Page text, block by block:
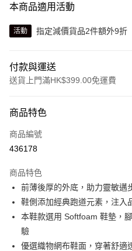
本商品適用活動
活動 指定減價貨品2件額外9折
付款與運送
送貨上門滿HK$399.00免運費
信用卡
線上付款
Alipay, PayMe, WeChat Pay,
送貨方式
單筆訂單淨值滿$399可享免運費
每筆HK$30.00，滿HK$399.00或
滿$599可享澳門免運費優惠
商品特色
商品編號
436178
商品特色
前薄後厚的外底，助力靈敏邁
鞋側添加經典跑道元素，注入
本鞋款選用 Softfoam 鞋墊，
驗
優選織物網布鞋面，穿著舒適